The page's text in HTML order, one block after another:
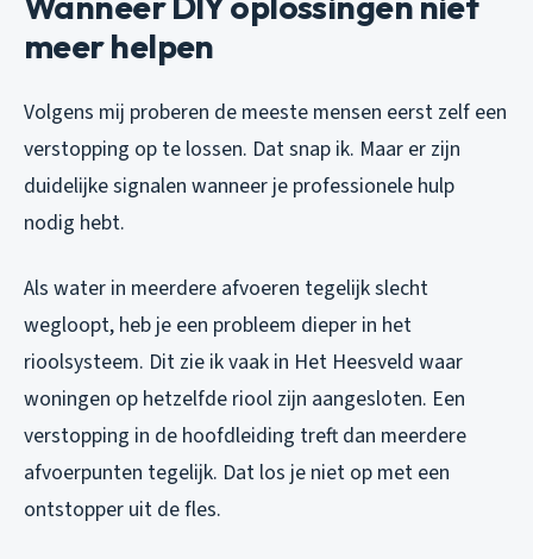
meer helpen
Volgens mij proberen de meeste mensen eerst zelf een
verstopping op te lossen. Dat snap ik. Maar er zijn
duidelijke signalen wanneer je professionele hulp
nodig hebt.
Als water in meerdere afvoeren tegelijk slecht
wegloopt, heb je een probleem dieper in het
rioolsysteem. Dit zie ik vaak in Het Heesveld waar
woningen op hetzelfde riool zijn aangesloten. Een
verstopping in de hoofdleiding treft dan meerdere
afvoerpunten tegelijk. Dat los je niet op met een
ontstopper uit de fles.